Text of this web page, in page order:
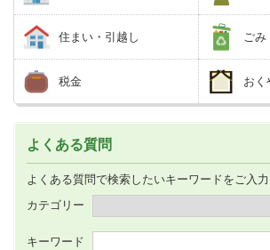
住まい・引越し ご
税金 おく
よくある質問
よくある質問で検索したいキーワードをご入力
カテゴリー
キーワード